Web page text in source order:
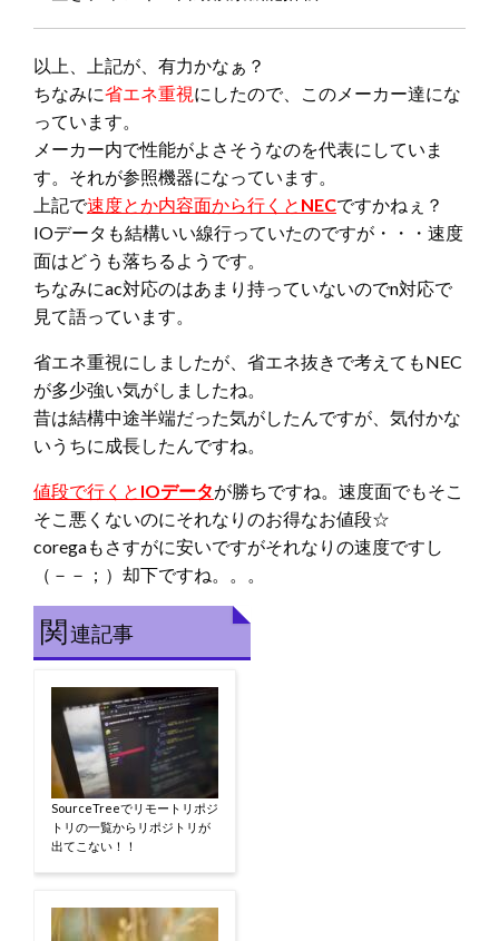
以上、上記が、有力かなぁ？
ちなみに省エネ重視にしたので、このメーカー達にな
っています。
メーカー内で性能がよさそうなのを代表にしていま
す。それが参照機器になっています。
上記で速度とか内容面から行くと NECですかねぇ？
IOデータも結構いい線行っていたのですが・・・速度
面はどうも落ちるようです。
ちなみにac対応のはあまり持っていないのでn対応で
見て語っています。
省エネ重視にしましたが、省エネ抜きで考えてもNEC
が多少強い気がしましたね。
昔は結構中途半端だった気がしたんですが、気付かな
いうちに成長したんですね。
値段で行くと IOデータが勝ちですね。速度面でもそこ
そこ悪くないのにそれなりのお得なお値段☆
coregaもさすがに安いですがそれなりの速度ですし
（－－；）却下ですね。。。
関連記事
SourceTreeでリモートリポジ
トリの一覧からリポジトリが
出てこない！！